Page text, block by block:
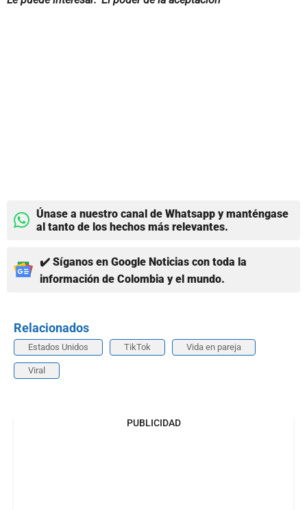
Únase a nuestro canal de Whatsapp y manténgase
al tanto de los hechos más relevantes.
✔️ Síganos en Google Noticias con toda la
información de Colombia y el mundo.
Relacionados
Estados Unidos TikTok Vida en pareja
Viral
PUBLICIDAD